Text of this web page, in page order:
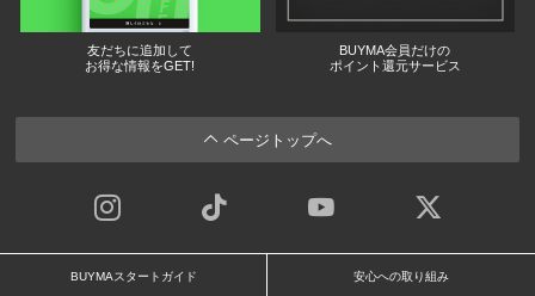
友だちに追加して
お得な情報をGET!
BUYMA会員だけの
ポイント還元サービス
ページトップへ
BUYMAスタートガイド 安心への取り組み